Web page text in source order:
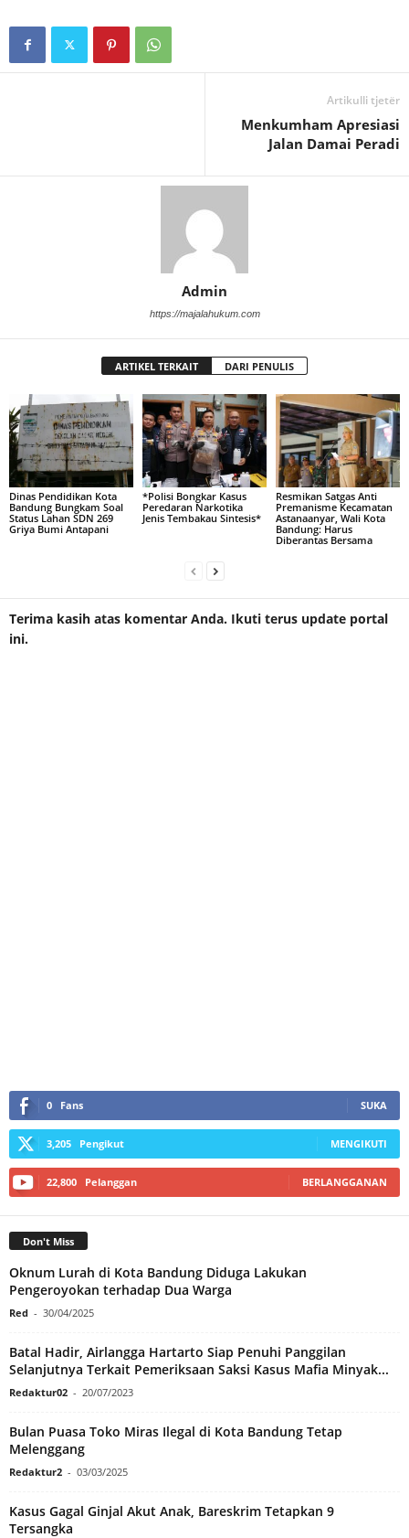
Artikulli tjetër
Menkumham Apresiasi
Jalan Damai Peradi
Admin
https://majalahukum.com
ARTIKEL TERKAIT DARI PENULIS
Dinas Pendidikan Kota
Bandung Bungkam Soal
Status Lahan SDN 269
Griya Bumi Antapani
*Polisi Bongkar Kasus
Peredaran Narkotika
Jenis Tembakau Sintesis*
Resmikan Satgas Anti
Premanisme Kecamatan
Astanaanyar, Wali Kota
Bandung: Harus
Diberantas Bersama
Terima kasih atas komentar Anda. Ikuti terus update portal
ini.
0 Fans SUKA
3,205 Pengikut MENGIKUTI
22,800 Pelanggan BERLANGGANAN
Don't Miss
Oknum Lurah di Kota Bandung Diduga Lakukan
Pengeroyokan terhadap Dua Warga
Red - 30/04/2025
Batal Hadir, Airlangga Hartarto Siap Penuhi Panggilan
Selanjutnya Terkait Pemeriksaan Saksi Kasus Mafia Minyak...
Redaktur02 - 20/07/2023
Bulan Puasa Toko Miras Ilegal di Kota Bandung Tetap
Melenggang
Redaktur2 - 03/03/2025
Kasus Gagal Ginjal Akut Anak, Bareskrim Tetapkan 9
Tersangka